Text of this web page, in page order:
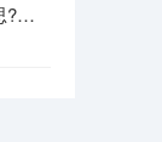
TF家族一二三代都是什么意思?各代都有什么人?